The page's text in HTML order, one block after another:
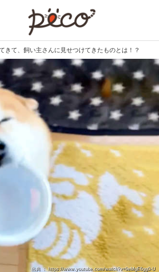
きて、飼い主さんに見せつけてきたものとは！？
出典 ： https://www.youtube.com/watch?v=9eMgE6gg0-U